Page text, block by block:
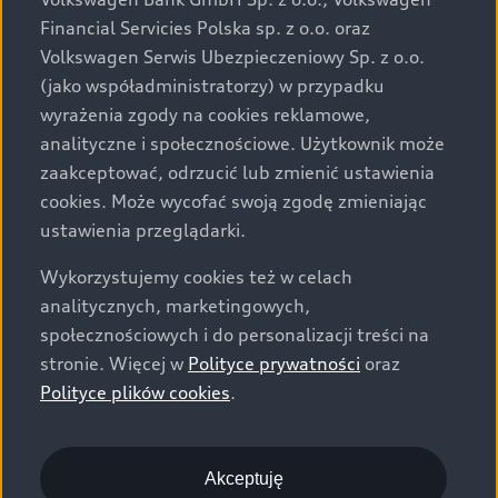
za dopłatą. Wiążące ustalenie ceny, wyposażenia i
specyfikacji pojazdu następują w umowie sprzedaży, a
określenie parametrów technicznych zawiera
świadectwo homologacji typu pojazdu. Zastrzegamy
sobie prawo do zmian i pomyłek. Wszelkie informacje
prezentowane na stronie są aktualne na dzień ich
zamieszczania. W celu uzyskania najnowszych
informacji prosimy kontaktować się z Partnerem Marki
Audi.
Wszystkie produkowane obecnie samochody marki Audi
są wykonywane z materiałów spełniających pod
względem możliwości odzysku i recyklingu wymagania
określone w normie ISO 22628 i są zgodne z
europejskimi świadectwami homologacji wydanymi wg
o.o. podlega obowiązkowi zapewnienia wszystkim
użytkownikom samochodów marki Volkswagen sieci
Financial Servicies Polska sp. z o.o. oraz
Volkswagen Serwis Ubezpieczeniowy Sp. z o.o.
(jako współadministratorzy) w przypadku
wyrażenia zgody na cookies reklamowe,
analityczne i społecznościowe. Użytkownik może
zaakceptować, odrzucić lub zmienić ustawienia
cookies. Może wycofać swoją zgodę zmieniając
ustawienia przeglądarki.
Wykorzystujemy cookies też w celach
analitycznych, marketingowych,
społecznościowych i do personalizacji treści na
stronie. Więcej w Polityce prywatności oraz
Polityce plików cookies.
Akceptuję